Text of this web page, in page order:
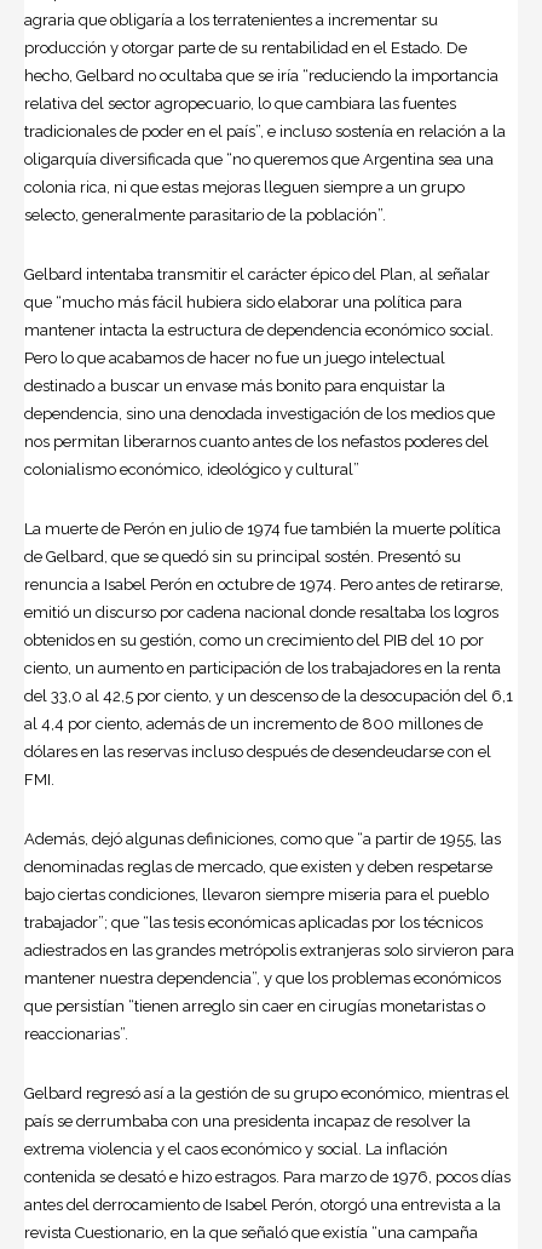
agraria que obligaría a los terratenientes a incrementar su
producción y otorgar parte de su rentabilidad en el Estado. De
hecho, Gelbard no ocultaba que se iría “reduciendo la importancia
relativa del sector agropecuario, lo que cambiara las fuentes
tradicionales de poder en el país”, e incluso sostenía en relación a la
oligarquía diversificada que “no queremos que Argentina sea una
colonia rica, ni que estas mejoras lleguen siempre a un grupo
selecto, generalmente parasitario de la población”.
Gelbard intentaba transmitir el carácter épico del Plan, al señalar
que “mucho más fácil hubiera sido elaborar una política para
mantener intacta la estructura de dependencia económico social.
Pero lo que acabamos de hacer no fue un juego intelectual
destinado a buscar un envase más bonito para enquistar la
dependencia, sino una denodada investigación de los medios que
nos permitan liberarnos cuanto antes de los nefastos poderes del
colonialismo económico, ideológico y cultural”
La muerte de Perón en julio de 1974 fue también la muerte política
de Gelbard, que se quedó sin su principal sostén. Presentó su
renuncia a Isabel Perón en octubre de 1974. Pero antes de retirarse,
emitió un discurso por cadena nacional donde resaltaba los logros
obtenidos en su gestión, como un crecimiento del PIB del 10 por
ciento, un aumento en participación de los trabajadores en la renta
del 33,0 al 42,5 por ciento, y un descenso de la desocupación del 6,1
al 4,4 por ciento, además de un incremento de 800 millones de
dólares en las reservas incluso después de desendeudarse con el
FMI.
Además, dejó algunas definiciones, como que “a partir de 1955, las
denominadas reglas de mercado, que existen y deben respetarse
bajo ciertas condiciones, llevaron siempre miseria para el pueblo
trabajador”; que “las tesis económicas aplicadas por los técnicos
adiestrados en las grandes metrópolis extranjeras solo sirvieron para
mantener nuestra dependencia”, y que los problemas económicos
que persistían “tienen arreglo sin caer en cirugías monetaristas o
reaccionarias”.
Gelbard regresó así a la gestión de su grupo económico, mientras el
país se derrumbaba con una presidenta incapaz de resolver la
extrema violencia y el caos económico y social. La inflación
contenida se desató e hizo estragos. Para marzo de 1976, pocos días
antes del derrocamiento de Isabel Perón, otorgó una entrevista a la
revista Cuestionario, en la que señaló que existía “una campaña